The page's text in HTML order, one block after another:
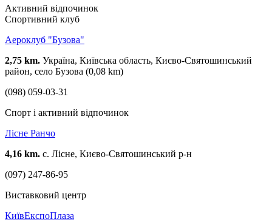
Активний відпочинок
Спортивний клуб
Аероклуб "Бузова"
2,75 km. Україна, Київська область, Києво-Святошинський
район, село Бузова (0,08 km)
(098) 059-03-31
Спорт і активний відпочинок
Лісне Ранчо
4,16 km. с. Лісне, Києво-Святошинський р-н
(097) 247-86-95
Виставковий центр
КиївЕкспоПлаза